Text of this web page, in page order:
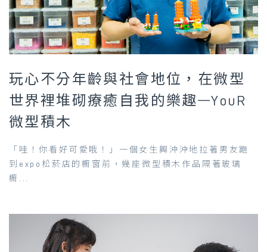
玩心不分年齡與社會地位，在微型
世界裡堆砌療癒自我的樂趣—YouR
微型積木
「哇！你看好可愛哦！」一個女生興沖沖地拉著男友跑
到expo松菸店的櫥窗前，幾座微型積木作品隔著玻璃
櫥...